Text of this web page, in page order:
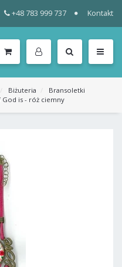
+48 783 999 737 Kontakt
Biżuteria
Bransoletki
is - róż ciemny